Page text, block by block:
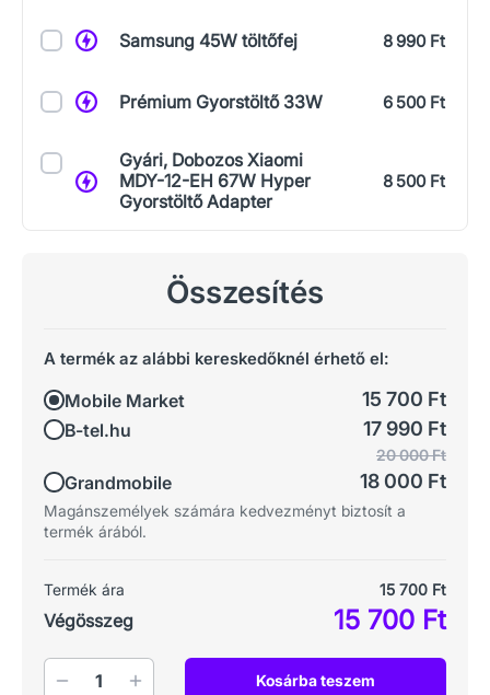
Samsung 45W töltőfej 8 990 Ft
Prémium Gyorstöltő 33W 6 500 Ft
Gyári, Dobozos Xiaomi
MDY-12-EH 67W Hyper
Gyorstöltő Adapter
8 500 Ft
Összesítés
A termék az alábbi kereskedőknél érhető el:
Mobile Market 15 700 Ft
B-tel.hu 17 990 Ft
Grandmobile
20 000 Ft
18 000 Ft
Magánszemélyek számára kedvezményt biztosít a
termék árából.
Termék ára 15 700 Ft
Végösszeg 15 700 Ft
Mennyiség Kosárba teszem